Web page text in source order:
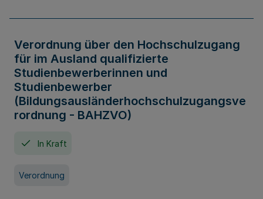
Verordnung über den Hochschulzugang
für im Ausland qualifizierte
Studienbewerberinnen und
Studienbewerber
(Bildungsausländerhochschulzugangsve
rordnung - BAHZVO)
In Kraft
Verordnung